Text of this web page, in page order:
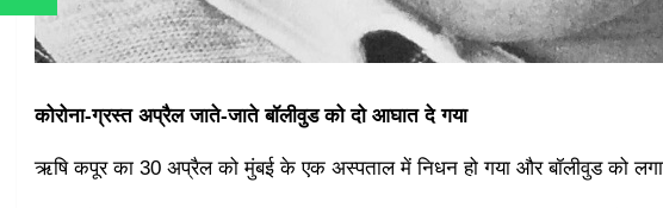
कोरोना-ग्रस्त अप्रैल जाते-जाते बॉलीवुड को दो आघात दे गया
ऋषि कपूर का 30 अप्रैल को मुंबई के एक अस्पताल में निधन हो गया और बॉलीवुड को